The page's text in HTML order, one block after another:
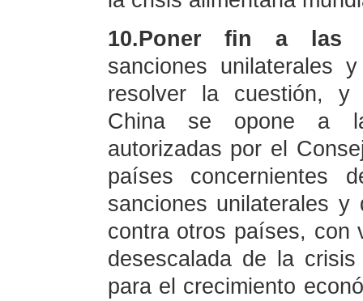
10.Poner fin a las
sanciones unilaterales
resolver la cuestión, y
China se opone a
autorizadas por el
países concernientes
sanciones unilaterales
contra otros países, con
desescalada de la
para el crecimiento